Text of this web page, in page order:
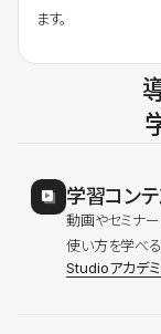
ます。
学習コン
動画やセミナー
使い方を学べ
Studioアカデ